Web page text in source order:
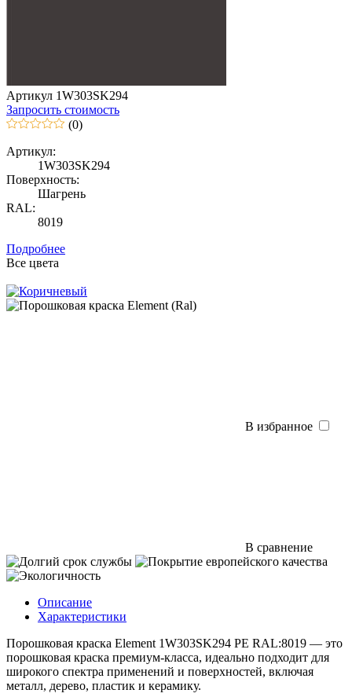
Артикул 1W303SK294
Запросить стоимость
(0)
Артикул:
1W303SK294
Поверхность:
Шагрень
RAL:
8019
Подробнее
Все цвета
В избранное
В сравнение
Описание
Характеристики
Порошковая краска Element 1W303SK294 PE RAL:8019 — это
порошковая краска премиум-класса, идеально подходит для
широкого спектра применений и поверхностей, включая
металл, дерево, пластик и керамику.